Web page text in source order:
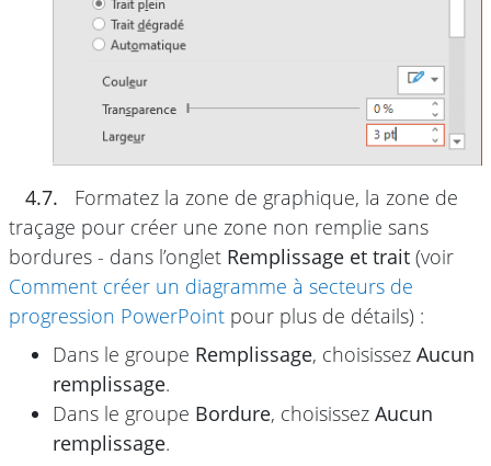
4.7.
Formatez la zone de graphique, la zone de
traçage pour créer une zone non remplie sans
bordures - dans l’onglet Remplissage et trait (voir
Comment créer un diagramme à secteurs de
progression PowerPoint pour plus de détails) :
Dans le groupe Remplissage, choisissez Aucun
remplissage.
Dans le groupe Bordure, choisissez Aucun
remplissage.